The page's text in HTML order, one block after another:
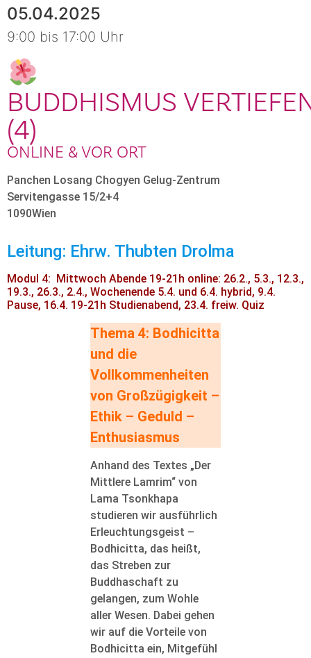
05.04.2025
9:00 bis 17:00 Uhr
BUDDHISMUS
(4)
ONLINE & VOR ORT
Panchen Losang Chogyen Gelug-Zentrum
Servitengasse 15/2+4
1090Wien
Leitung: Ehrw. Thubten Drolma
Modul 4: Mittwoch Abende 19-21h online: 26.2., 5.3., 12.3.,
19.3., 26.3., 2.4., Wochenende 5.4. und 6.4. hybrid, 9.4.
Pause, 16.4. 19-21h Studienabend, 23.4. freiw. Quiz
Thema 4: Bodhicitta
und die
Vollkommenheiten
von Großzügigkeit –
Ethik – Geduld –
Enthusiasmus
Anhand des Textes „Der
Mittlere Lamrim“ von
Lama Tsonkhapa
studieren wir ausführlich
Erleuchtungsgeist –
Bodhicitta, das heißt,
das Streben zur
Buddhaschaft zu
gelangen, zum Wohle
aller Wesen. Dabei gehen
wir auf die Vorteile von
Bodhicitta ein, Mitgefühl